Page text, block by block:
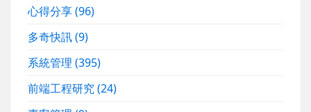
心得分享(96)
多奇快訊(9)
系統管理(395)
前端工程研究(24)